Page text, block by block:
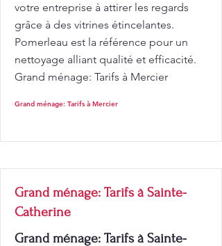
votre entreprise à attirer les regards
grâce à des vitrines étincelantes.
Pomerleau est la référence pour un
nettoyage alliant qualité et efficacité.
Grand ménage: Tarifs à Mercier
Grand ménage: Tarifs à Mercier
Grand ménage: Tarifs à Sainte-
Catherine
Grand ménage: Tarifs à Sainte-